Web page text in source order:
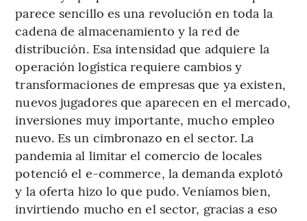
parece sencillo es una revolución en toda la
cadena de almacenamiento y la red de
distribución. Esa intensidad que adquiere la
operación logística requiere cambios y
transformaciones de empresas que ya existen,
nuevos jugadores que aparecen en el mercado,
inversiones muy importante, mucho empleo
nuevo. Es un cimbronazo en el sector. La
pandemia al limitar el comercio de locales
potenció el e-commerce, la demanda explotó
y la oferta hizo lo que pudo. Veníamos bien,
invirtiendo mucho en el sector, gracias a eso